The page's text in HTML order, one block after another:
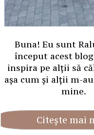
Buna! Eu sunt
început acest
inspira pe alții să
așa cum și alții m-
mine.
Citește mai